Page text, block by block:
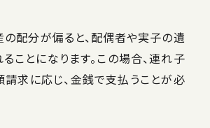
の配分が偏ると、配偶者や実子の遺
ことになります。この場合、連れ子
求に応じ、金銭で支払うことが必